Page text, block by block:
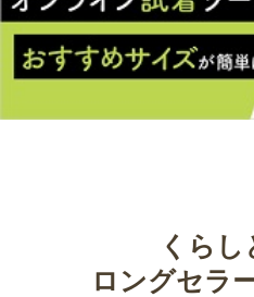
くらし
ロングセラ